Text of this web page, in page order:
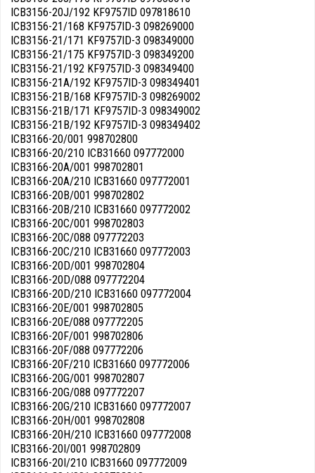
ICB3156-20J/192 KF9757ID 097818610
ICB3156-21/168 KF9757ID-3 098269000
ICB3156-21/171 KF9757ID-3 098349000
ICB3156-21/175 KF9757ID-3 098349200
ICB3156-21/192 KF9757ID-3 098349400
ICB3156-21A/192 KF9757ID-3 098349401
ICB3156-21B/168 KF9757ID-3 098269002
ICB3156-21B/171 KF9757ID-3 098349002
ICB3156-21B/192 KF9757ID-3 098349402
ICB3166-20/001 998702800
ICB3166-20/210 ICB31660 097772000
ICB3166-20A/001 998702801
ICB3166-20A/210 ICB31660 097772001
ICB3166-20B/001 998702802
ICB3166-20B/210 ICB31660 097772002
ICB3166-20C/001 998702803
ICB3166-20C/088 097772203
ICB3166-20C/210 ICB31660 097772003
ICB3166-20D/001 998702804
ICB3166-20D/088 097772204
ICB3166-20D/210 ICB31660 097772004
ICB3166-20E/001 998702805
ICB3166-20E/088 097772205
ICB3166-20F/001 998702806
ICB3166-20F/088 097772206
ICB3166-20F/210 ICB31660 097772006
ICB3166-20G/001 998702807
ICB3166-20G/088 097772207
ICB3166-20G/210 ICB31660 097772007
ICB3166-20H/001 998702808
ICB3166-20H/210 ICB31660 097772008
ICB3166-20I/001 998702809
ICB3166-20I/210 ICB31660 097772009